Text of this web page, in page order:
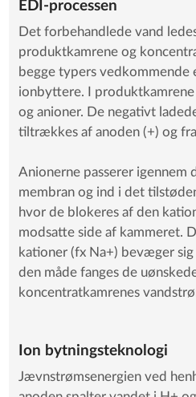
EDI-processen
Det forbehandlede vand
produktkamrene og
begge typers vedkommende
ionbyttere. I
og anioner. De negativt
tiltrækkes af anoden (+) og
Anionerne passerer igennem
membran og ind i det
hvor de blokeres af den
modsatte side af kammeret.
kationer (fx Na+) bevæger
den måde fanges de
koncentratkamrenes
Ion bytningsteknologi
Jævnstrømsenergien ved